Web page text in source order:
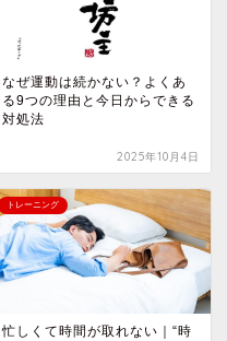
なぜ運動は続かない？よくあ
る9つの理由と今日からできる
対処法
2025年10月4日
トレーニング
忙しくて時間が取れない｜“時